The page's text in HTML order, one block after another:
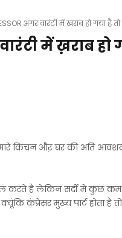
अगर वारंटी में ख़राब हो गया है
में ख़राब
किचन औऱ घर की अति
करते है लेकिन सर्दी में कुछ
कंप्रेसर मुख्य पार्ट होता है